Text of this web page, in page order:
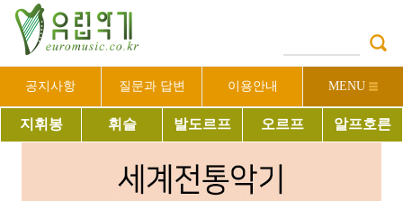
공지사항 질문과 답변 이용안내 MENU
지휘봉 휘슬 발도르프 오르프 알프호른